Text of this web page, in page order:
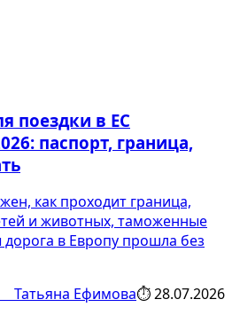
поездки в ЕС
паспорт, граница,
как проходит граница,
и животных, таможенные
в Европу прошла без
Татьяна Ефимова⏱28.07.2026